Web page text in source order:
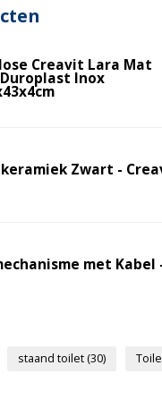
Creavit Lara Mat
Inox
Zwart -
met Kabel
staand toilet(30)